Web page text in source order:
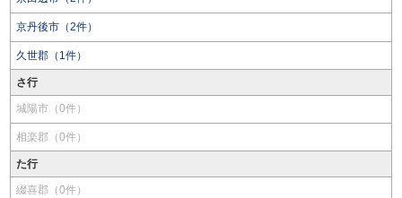
京丹後市（2件）
久世郡（1件）
さ行
城陽市（0件）
相楽郡（0件）
た行
綴喜郡（0件）